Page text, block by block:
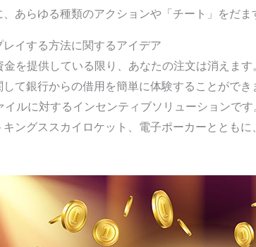
あらゆる種類のアクションや「チート」をだま
イする方法に関するアイデア
を提供している限り、あなたの注文は消えま
て銀行からの借用を簡単に体験することがで
ルに対するインセンティブソリューションで
ングススカイロケット、電子ポーカーととも